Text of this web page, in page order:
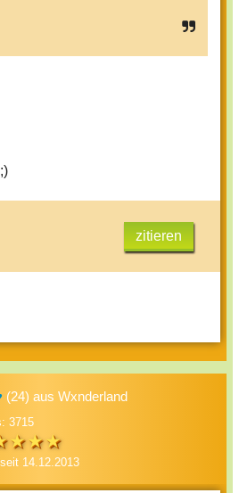
zitieren
(24) aus Wxnderland
3715
14.12.2013